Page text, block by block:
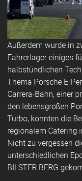
Außerdem wurde in
Fahrerlager einiges
halbstündlichen
Thema Porsche E-
Carrera-Bahn, einer
den lebensgroßen
Turbo, konnten die
regionalem Catering
Nicht zu vergessen
unterschiedlichen
BILSTER BERG